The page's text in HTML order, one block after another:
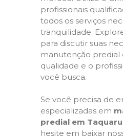
profissionais
todos os serviços
tranquilidade.
para discutir suas
manutenção predial
qualidade e o
você busca.
Se você precisa de
especializadas em
predial em
hesite em baixar